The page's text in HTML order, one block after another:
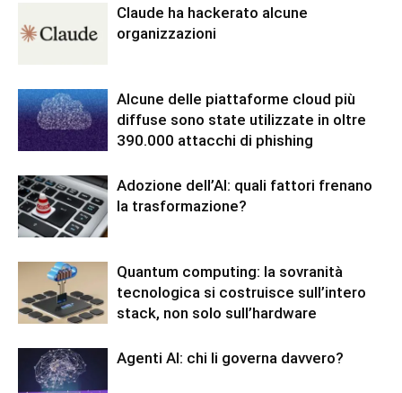
Claude ha hackerato alcune
organizzazioni
Alcune delle piattaforme cloud più
diffuse sono state utilizzate in oltre
390.000 attacchi di phishing
Adozione dell’AI: quali fattori frenano
la trasformazione?
Quantum computing: la sovranità
tecnologica si costruisce sull’intero
stack, non solo sull’hardware
Agenti AI: chi li governa davvero?